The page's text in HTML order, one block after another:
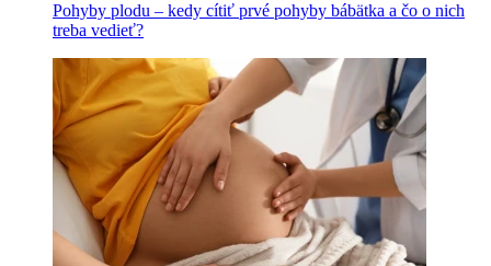
Pohyby plodu – kedy cítiť prvé pohyby bábätka a čo o nich
treba vedieť?